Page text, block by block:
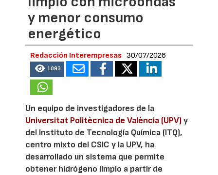
y menor consumo
energético
Redacción Interempresas 30/07/2026
1093
Un equipo de investigadores de la
Universitat Politècnica de València (UPV)y
del Instituto de Tecnología Química (ITQ),
centro mixto del CSIC y la UPV, ha
desarrollado un sistema que permite
obtener hidrógeno limpio a partir de